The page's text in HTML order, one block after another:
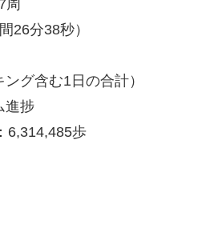
周
26分38秒）
グ含む1日の合計）
進捗
歩